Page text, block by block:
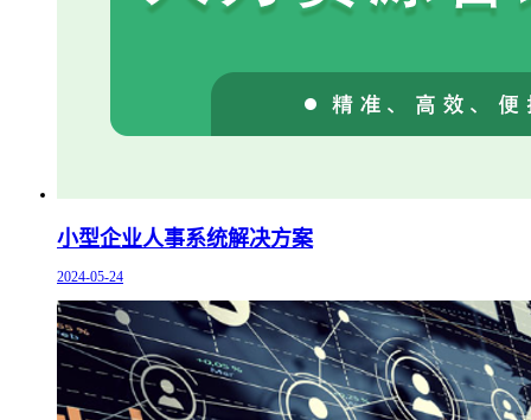
小型企业人事系统解决方案
2024-05-24